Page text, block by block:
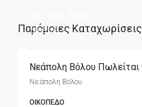
Παρόμοιες Καταχωρίσεις
240€/m2
Νεάπολη Βόλου
ΟΙΚΌΠΕΔΟ